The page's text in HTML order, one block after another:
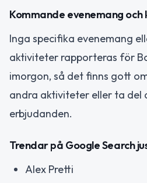
Kommande evenemang och
Inga specifika evenemang
aktiviteter rapporteras för
imorgon, så det finns gott
andra aktiviteter eller ta del
erbjudanden.
Trendar på Google Search
Alex Pretti